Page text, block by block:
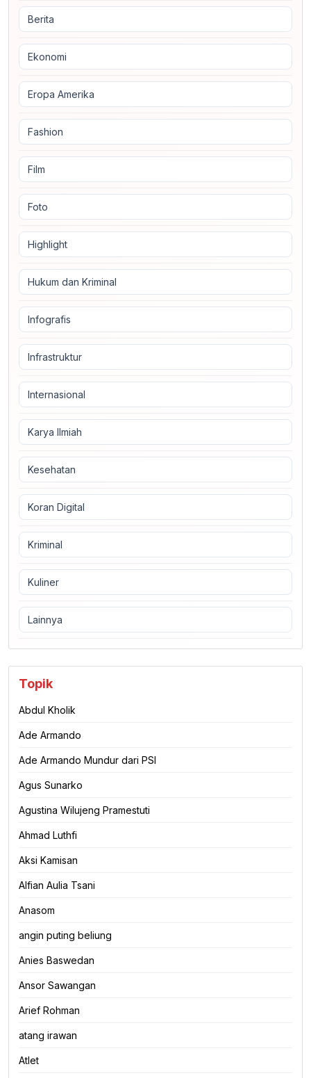
Berita
Ekonomi
Eropa Amerika
Fashion
Film
Foto
Highlight
Hukum dan Kriminal
Infografis
Infrastruktur
Internasional
Karya Ilmiah
Kesehatan
Koran Digital
Kriminal
Kuliner
Lainnya
Topik
Abdul Kholik
Ade Armando
Ade Armando Mundur dari PSI
Agus Sunarko
Agustina Wilujeng Pramestuti
Ahmad Luthfi
Aksi Kamisan
Alfian Aulia Tsani
Anasom
angin puting beliung
Anies Baswedan
Ansor Sawangan
Arief Rohman
atang irawan
Atlet